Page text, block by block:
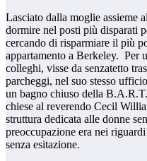
Lasciato dalla moglie assieme
dormire nel posti più disparati
cercando di risparmiare il più
appartamento a Berkeley. Per
colleghi, visse da senzatetto
parcheggi, nel suo stesso
un bagno chiuso della
chiese al reverendo Cecil
struttura dedicata alle donne
preoccupazione era nei
senza esitazione.